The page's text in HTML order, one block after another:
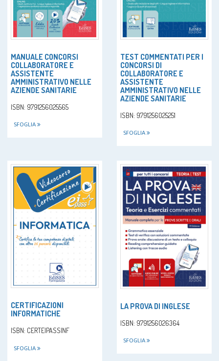
MANUALE CONCORSI
COLLABORATORE E
ASSISTENTE
AMMINISTRATIVO NELLE
AZIENDE SANITARIE
ISBN: 9791256025565
SFOGLIA
TEST COMMENTATI PER I
CONCORSI DI
COLLABORATORE E
ASSISTENTE
AMMINISTRATIVO NELLE
AZIENDE SANITARIE
ISBN: 9791256025251
SFOGLIA
CERTIFICAZIONI
INFORMATICHE
ISBN: CERTEIPASSINF
SFOGLIA
LA PROVA DI INGLESE
ISBN: 9791256026364
SFOGLIA